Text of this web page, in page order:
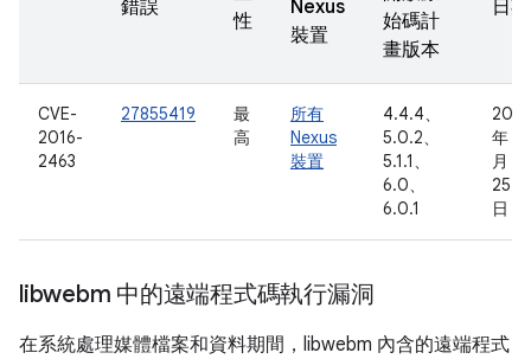
錯誤
性
Nexus
裝置
始碼計
畫版本
日期
CVE-
2016-
2463
27855419
最
高
所有
Nexus
裝置
4.4.4、
5.0.2、
5.1.1、
6.0、
6.0.1
2016
年 3
月
25
日
libwebm 中的遠端程式碼執行漏洞
在系統處理媒體檔案和資料期間，libwebm 內含的遠端程式